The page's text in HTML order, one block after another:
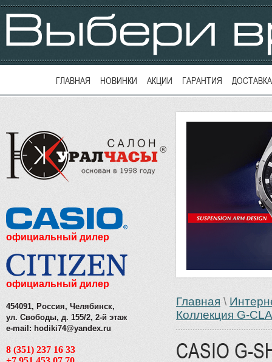
ГЛАВНАЯ НОВИНКИ АКЦИИ ГАРАНТИЯ ДОСТАВКА
Главная \
Коллекция G-
CASIO G-
официальный дилер
официальный дилер
454091, Россия, Челябинск,
ул. Свободы, д. 155/2, 2-й этаж
e-mail: hodiki74@yandex.ru
8 (351) 237 16 33